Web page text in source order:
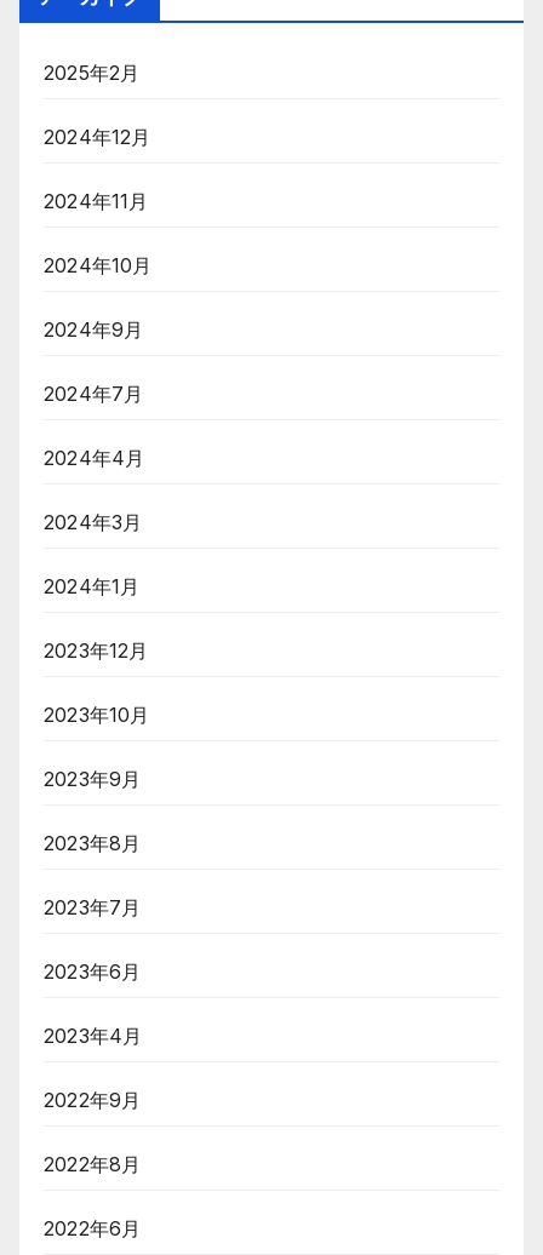
2025年2月
2024年12月
2024年11月
2024年10月
2024年9月
2024年7月
2024年4月
2024年3月
2024年1月
2023年12月
2023年10月
2023年9月
2023年8月
2023年7月
2023年6月
2023年4月
2022年9月
2022年8月
2022年6月